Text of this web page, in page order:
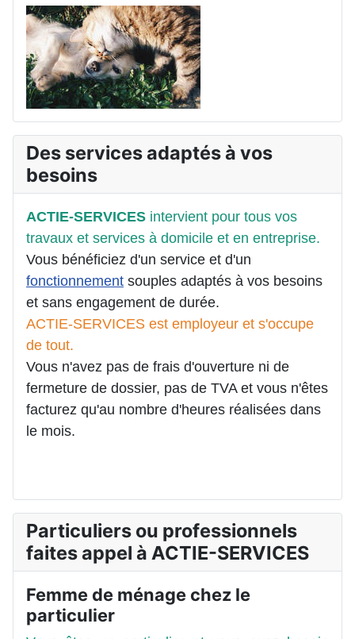
Des services adaptés à vos
besoins
ACTIE-SERVICES intervient pour tous vos
travaux et services à domicile et en entreprise.
Vous bénéficiez d'un service et d'un
fonctionnement souples adaptés à vos besoins
et sans engagement de durée.
ACTIE-SERVICES est employeur et s'occupe
de tout.
Vous n'avez pas de frais d'ouverture ni de
fermeture de dossier, pas de TVA et vous n'êtes
facturez qu'au nombre d'heures réalisées dans
le mois.
Particuliers ou professionnels
faites appel à ACTIE-SERVICES
Femme de ménage chez le
particulier